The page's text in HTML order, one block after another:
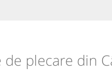
de plecare din